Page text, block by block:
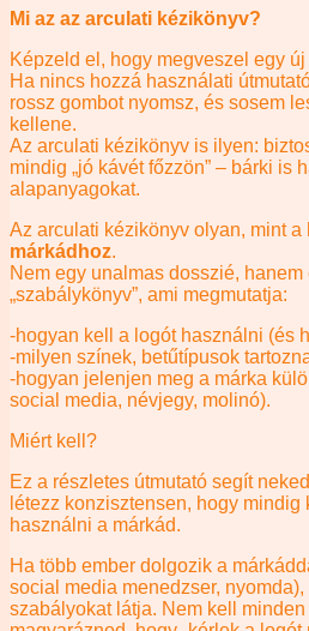
Mi az az arculati kézikönyv?
Képzeld el, hogy megveszel egy új
Ha nincs hozzá használati
rossz gombot nyomsz, és sosem
kellene.
Az arculati kézikönyv is ilyen:
mindig „jó kávét főzzön” – bárki is
alapanyagokat.
Az arculati kézikönyv olyan, mint a
márkádhoz.
Nem egy unalmas dosszié,
„szabálykönyv”, ami megmutatja:
-hogyan kell a logót használni (és
-milyen színek, betűtípusok
-hogyan jelenjen meg a márka
social media, névjegy, molinó).
Miért kell?
Ez a részletes útmutató segít
létezz konzisztensen, hogy mindig
használni a márkád.
Ha több ember dolgozik a
social media menedzser,
szabályokat látja. Nem kell minden